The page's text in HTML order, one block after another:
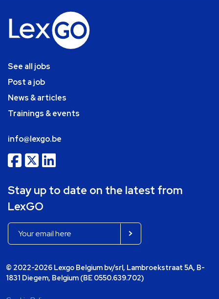
See all jobs
Post a job
News & articles
Trainings & events
info@lexgo.be
Stay up to date on the latest from
LexGO
© 2022-2026 Lexgo Belgium bv/srl, Lambroekstraat 5A, B-
1831 Diegem, Belgium (BE 0550.639.702)